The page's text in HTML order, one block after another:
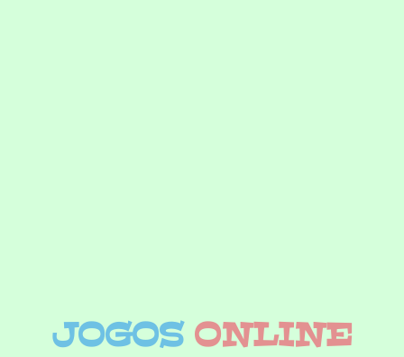
JOGOS ONLINE